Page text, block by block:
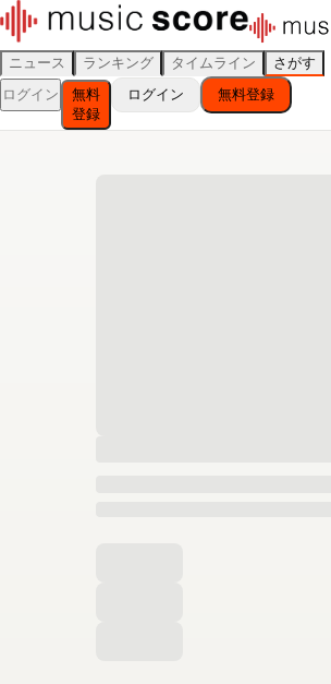
ニュース ランキング タイムライン
さがす
ログイン
無料
登録
ログイン 無料登録